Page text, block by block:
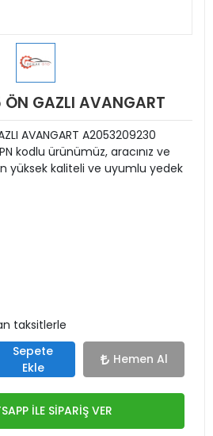
GAZLI AVANGART
AVANGART A2053209230
kodlu ürünümüz, aracınız ve
yüksek kaliteli ve uyumlu yedek
taksitlerle
Sepete
Ekle
Hemen Al
İLE SİPARİŞ VER